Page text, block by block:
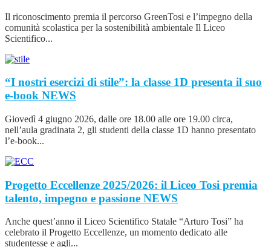
Il riconoscimento premia il percorso GreenTosi e l’impegno della
comunità scolastica per la sostenibilità ambientale Il Liceo
Scientifico...
“I nostri esercizi di stile”: la classe 1D presenta il suo
e-book NEWS
Giovedì 4 giugno 2026, dalle ore 18.00 alle ore 19.00 circa,
nell’aula gradinata 2, gli studenti della classe 1D hanno presentato
l’e-book...
Progetto Eccellenze 2025/2026: il Liceo Tosi premia
talento, impegno e passione NEWS
Anche quest’anno il Liceo Scientifico Statale “Arturo Tosi” ha
celebrato il Progetto Eccellenze, un momento dedicato alle
studentesse e agli...